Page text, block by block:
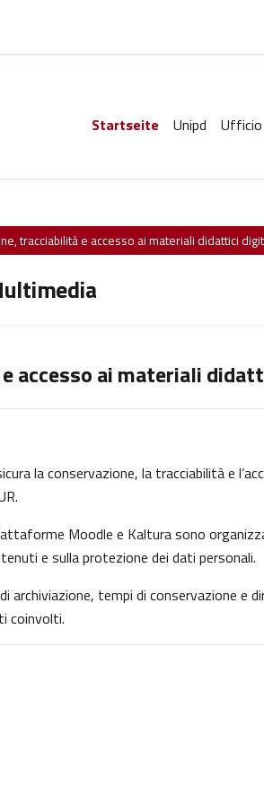
Startseite Unipd Ufficio
tracciabilità e accesso ai materiali didattici
accesso ai materiali
la conservazione, la tracciabilità e
Moodle e Kaltura sono
e sulla protezione dei dati personali.
archiviazione, tempi di conservazione
coinvolti.